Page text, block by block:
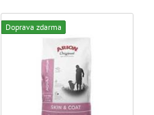
Doprava zdarma